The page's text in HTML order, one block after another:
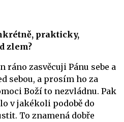
prakticky,
zlem?
ráno zasvěcuji Pánu sebe a
sebou, a prosím ho za
Boží to nezvládnu. Pak
v jakékoli podobě do
To znamená dobře